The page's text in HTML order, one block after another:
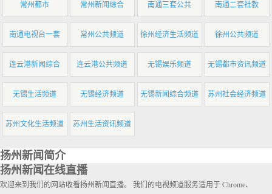
常州都市 常州新闻综合 南通三套公共 南通二套社教
南通电视台一套 常州公共频道 徐州经济生活频道 徐州公共频道
连云港新闻综合 连云港公共频道 无锡娱乐频道 无锡都市资讯频道
无锡生活频道 无锡经济频道 无锡新闻综合频道 苏州社会经济频道
苏州文化生活频道 苏州生活资讯频道
扬州新闻简介
扬州新闻在线直播
欢迎来到我们的网站收看扬州新闻直播。 我们的电视频道服务适用于 Chrome、